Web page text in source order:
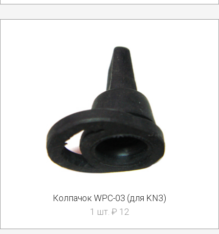
Колпачок WPC-03 (для KN3)
1 шт. ₽ 12